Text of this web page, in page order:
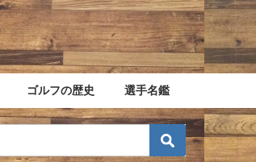
ゴルフの歴史 選手名鑑